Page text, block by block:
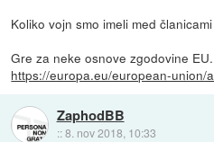
Koliko vojn smo imeli med
Gre za neke osnove zgodovine
https://europa.eu/european-union/
ZaphodBB
::8. nov 2018, 10:33